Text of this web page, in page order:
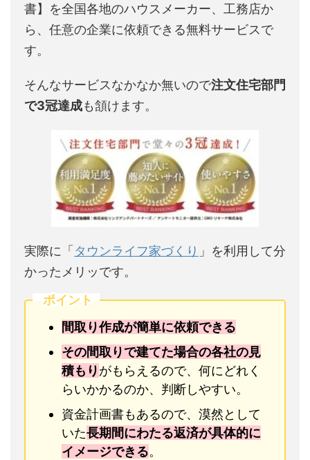
書】を全国各地のハウスメーカー、工務店か
ら、任意の企業に依頼できる無料サービスで
す。
そんなサービスなかなか無いので注文住宅部門
で3冠達成も頷けます。
実際に「タウンライフ家づくり 」を利用して分
かったメリッです。
ポイント
間取り作成が簡単に依頼できる
その間取りで建てた場合の各社の見
積もりがもらえるので、何にどれく
らいかかるのか、判断しやすい。
資金計画書もあるので、漠然として
いた長期間にわたる返済が具体的に
イメージできる。